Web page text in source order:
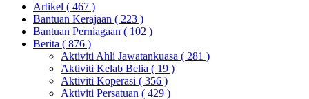
Artikel ( 467 )
Bantuan Kerajaan ( 223 )
Bantuan Perniagaan ( 102 )
Berita ( 876 )
Aktiviti Ahli Jawatankuasa ( 281 )
Aktiviti Kelab Belia ( 19 )
Aktiviti Koperasi ( 356 )
Aktiviti Persatuan ( 429 )